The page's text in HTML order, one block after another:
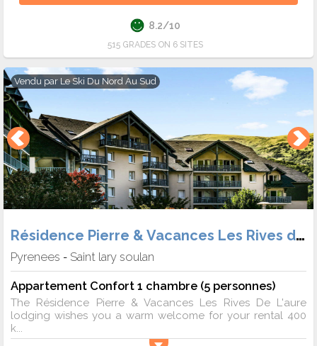
8.2/10
515 GRADES ON 6 SITES
Vendu par Le Ski Du Nord Au Sud
Résidence Pierre & Vacances Les Rives de L'Aure
Pyrenees - Saint lary soulan
Appartement Confort 1 chambre (5 personnes)
The Résidence Pierre & Vacances Les Rives De L'aure
lodging wishes you a warm welcome for your rental 400
k...